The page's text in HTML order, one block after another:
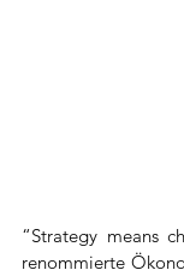
“Strategy means
renommierte